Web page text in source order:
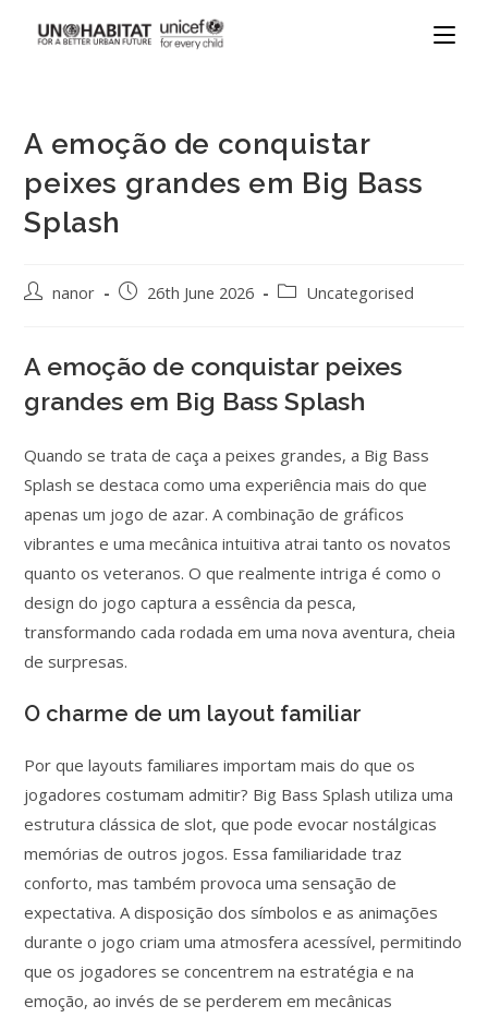
A emoção de conquistar
peixes grandes em Big Bass
Splash
nanor 26th June 2026 Uncategorised
A emoção de conquistar peixes
grandes em Big Bass Splash
Quando se trata de caça a peixes grandes, a Big Bass
Splash se destaca como uma experiência mais do que
apenas um jogo de azar. A combinação de gráficos
vibrantes e uma mecânica intuitiva atrai tanto os novatos
quanto os veteranos. O que realmente intriga é como o
design do jogo captura a essência da pesca,
transformando cada rodada em uma nova aventura, cheia
de surpresas.
O charme de um layout familiar
Por que layouts familiares importam mais do que os
jogadores costumam admitir? Big Bass Splash utiliza uma
estrutura clássica de slot, que pode evocar nostálgicas
memórias de outros jogos. Essa familiaridade traz
conforto, mas também provoca uma sensação de
expectativa. A disposição dos símbolos e as animações
durante o jogo criam uma atmosfera acessível, permitindo
que os jogadores se concentrem na estratégia e na
emoção, ao invés de se perderem em mecânicas